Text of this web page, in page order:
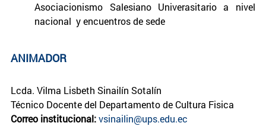
Asociacionismo Salesiano Univerasitario a nivel
nacional y encuentros de sede
ANIMADOR
Lcda. Vilma Lisbeth Sinailín Sotalín
Técnico Docente del Departamento de Cultura Fisica
Correo institucional:vsinailin@ups.edu.ec